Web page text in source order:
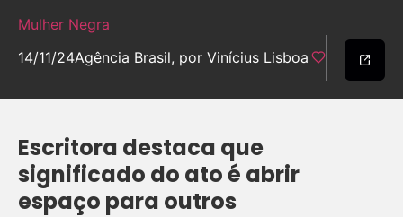
Mulher Negra
14/11/24Agência Brasil, por Vinícius Lisboa
Escritora destaca que
significado do ato é abrir
espaço para outros